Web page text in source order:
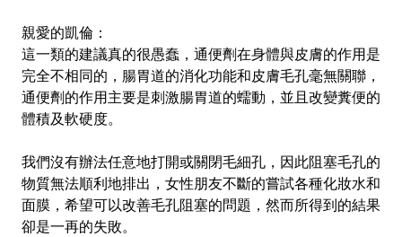
親愛的凱倫 ：
這一類的建議真的很愚蠢，通便劑在身體與皮膚的作用是
完全不相同的，腸胃道的消化功能和皮膚毛孔毫無關聯，
通便劑的作用主要是刺激腸胃道的蠕動，並且改變糞便的
體積及軟硬度。
我們沒有辦法任意地打開或關閉毛細孔，因此阻塞毛孔的
物質無法順利地排出，女性朋友不斷的嘗試各種化妝水和
面膜，希望可以改善毛孔阻塞的問題，然而所得到的結果
卻是一再的失敗。